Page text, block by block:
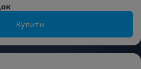
Купити